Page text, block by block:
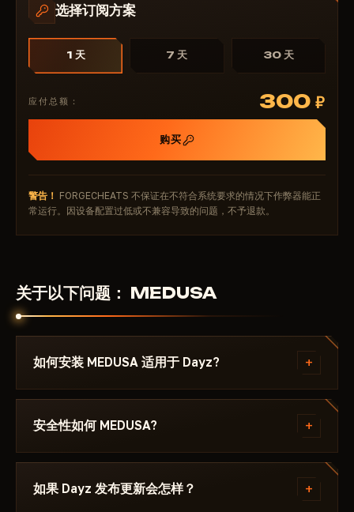
距离
战斗模式隐藏
最大距离
物品栏
战斗模式下隐藏
最大距离
绘制风格
信息
物品栏
最大距离
选择订阅方案
1 天 7 天 30 天
应付总额： 300 ₽
购买
警告！ FORGECHEATS 不保证在不符合系统要求的情况下作弊器能正
常运行。因设备配置过低或不兼容导致的问题，不予退款。
关于以下问题： MEDUSA
如何安装 MEDUSA 适用于 Dayz? +
付款后你将收到下载链接和专为以下游戏编写的说明：
Dayz - ，其中注明所需的 Windows 版本、Secure
Discord 或 Telegram 联系我们，我们会帮您解决。
安全性如何 MEDUSA? +
该作弊器在以下游戏的最新补丁上测试： Dayz 后才会
发布。当前状态可在卡片上查看——Undetected / 更新
中 / 风险。若游戏更新后状态发生变化，该辅助会被下
如果 Dayz 发布更新会怎样？ +